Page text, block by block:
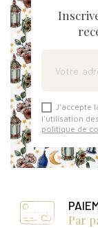
J'accepte
l'utilisation
politique de
Par